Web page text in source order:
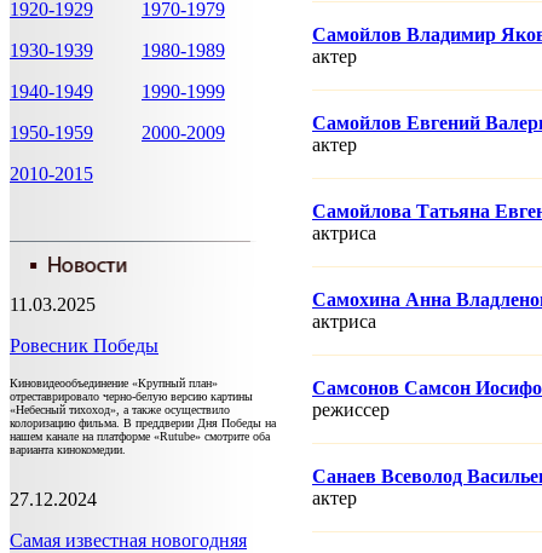
1920-1929
1970-1979
1930-1939
1980-1989
1940-1949
1990-1999
1950-1959
2000-2009
2010-2015
11.03.2025
Ровесник Победы
Киновидеообъединение «Крупный план»
отреставрировало черно-белую версию картины
«Небесный тихоход», а также осуществило
колоризацию фильма. В преддверии Дня Победы на
нашем канале на платформе «Rutube» смотрите оба
варианта кинокомедии.
27.12.2024
Самая известная новогодняя
Самойлов Владимир
актер
Самойлов Евгений
актер
Самойлова Татьяна
актриса
Самохина Анна
актриса
Самсонов Самсон
режисcер
Санаев Всеволод
актер